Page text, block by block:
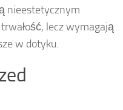
nieestetycznym
lecz wymagają
w dotyku.